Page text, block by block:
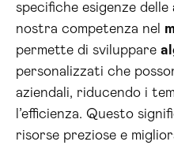
specifiche esigenze delle
nostra competenza nel
permette di sviluppare
personalizzati che
aziendali, riducendo i
l’efficienza. Questo
risorse preziose e